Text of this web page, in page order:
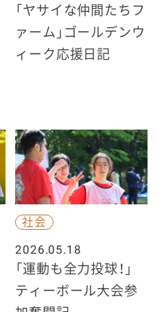
「ヤサイな仲間たちフ
ァーム」ゴールデンウ
ィーク応援日記
社会
2026.05.18
「運動も全力投球！」
ティーボール大会参